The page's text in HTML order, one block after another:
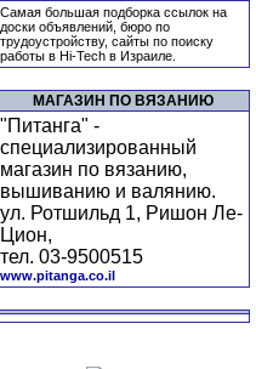
Самая большая подборка ссылок на
доски объявлений, бюро по
трудоустройству, сайты по поиску
работы в Hi-Tech в Израиле.
МАГАЗИН ПО ВЯЗАНИЮ
"Питанга" -
специализированный
магазин по вязанию,
вышиванию и валянию.
ул. Ротшильд 1, Ришон Ле-
Цион,
тел. 03-9500515
www.pitanga.co.il